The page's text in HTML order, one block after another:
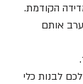
הקודמת.
אותם
לבנות כלי